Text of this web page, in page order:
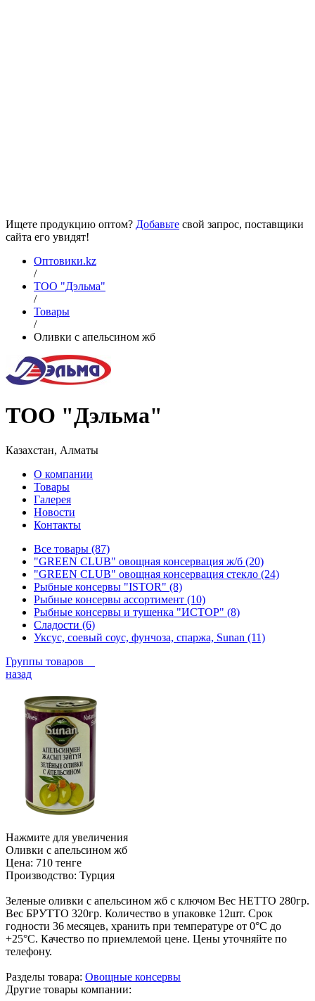
Ищете продукцию оптом? Добавьте свой запрос, поставщики
сайта его увидят!
Оптовики.kz
/
ТОО "Дэльма"
/
Товары
/
Оливки с апельсином жб
ТОО "Дэльма"
Казахстан, Алматы
О компании
Товары
Галерея
Новости
Контакты
Все товары (87)
"GREEN CLUB" овощная консервация ж/б (20)
"GREEN CLUB" овощная консервация стекло (24)
Рыбные консервы "ISTOR" (8)
Рыбные консервы ассортимент (10)
Рыбные консервы и тушенка "ИСТОР" (8)
Сладости (6)
Уксус, соевый соус, фунчоза, спаржа, Sunan (11)
Группы товаров
назад
Нажмите для увеличения
Оливки с апельсином жб
Цена: 710 тенге
Производство: Турция
Зеленые оливки с апельсином жб с ключом Вес НЕТТО 280гр.
Вес БРУТТО 320гр. Количество в упаковке 12шт. Срок
годности 36 месяцев, хранить при температуре от 0°С до
+25°С. Качество по приемлемой цене. Цены уточняйте по
телефону.
Разделы товара: Овощные консервы
Другие товары компании: